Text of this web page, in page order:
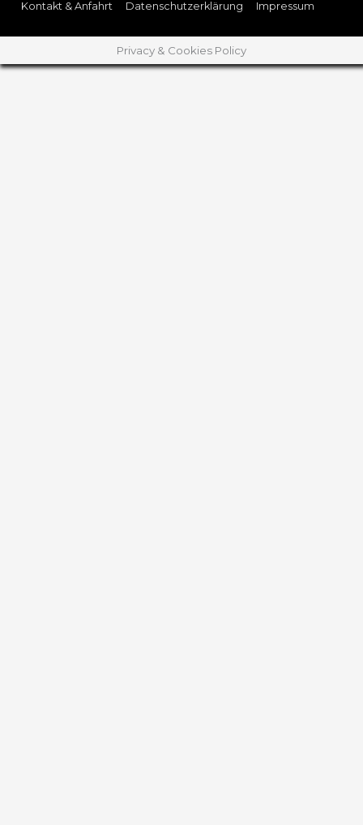
Kontakt & Anfahrt
Datenschutzerklärung Impressum
Privacy & Cookies Policy